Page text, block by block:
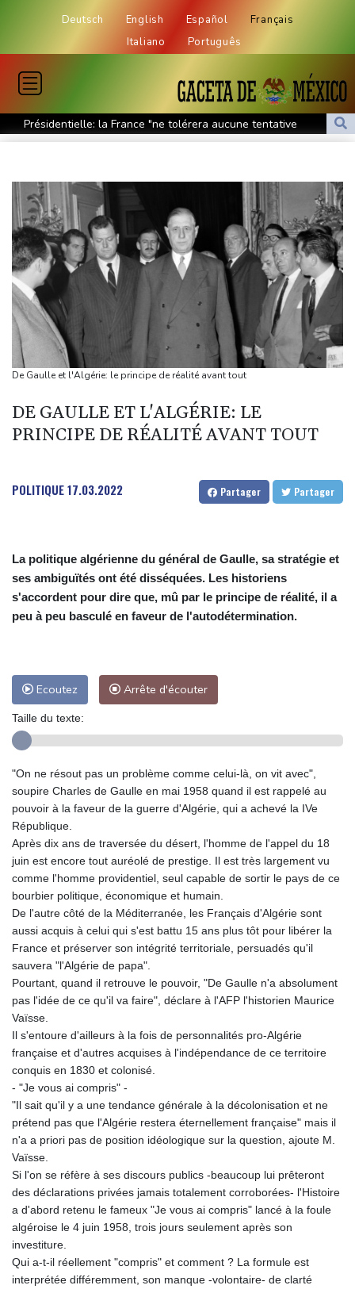
Deutsch English Español
Français
Italiano
Português
Présidentielle: la France "ne tolérera aucune tentative
d'ingérence étrangère", prévient le chef de la diplomatie
La Bourse de Paris toujours en hausse au-dessus des 8.700
points
Hantavirus: isolement à domicile recommandé pour les contacts
proches du touriste franco-argentin
Les Bourses européennes en hausse dans l'attente de l'emploi
américain
Au Royaume-Uni, la sécheresse des terres agricoles menace la
sécurité alimentaire
Thaïlande: un adolescent tue ses grands-parents puis six
Grand âge : l'hôpital contraint de se réinventer face au défi du
vieillissement
WTA 1000 de Toronto: Sabalenka, Pegula et Swiatek en
contrôle vers les 8es de finale
De Gaulle et l'Algérie: le principe de réalité avant tout
DE GAULLE ET L'ALGÉRIE: LE
PRINCIPE DE RÉALITÉ AVANT TOUT
POLITIQUE17.03.2022 Partager Partager
La politique algérienne du général de Gaulle, sa stratégie et
ses ambiguïtés ont été disséquées. Les historiens
s'accordent pour dire que, mû par le principe de réalité, il a
peu à peu basculé en faveur de l'autodétermination.
Ecoutez Arrête d'écouter
Taille du texte:
"On ne résout pas un problème comme celui-là, on vit avec",
soupire Charles de Gaulle en mai 1958 quand il est rappelé au
pouvoir à la faveur de la guerre d'Algérie, qui a achevé la IVe
République.
Après dix ans de traversée du désert, l'homme de l'appel du 18
juin est encore tout auréolé de prestige. Il est très largement vu
comme l'homme providentiel, seul capable de sortir le pays de ce
bourbier politique, économique et humain.
De l'autre côté de la Méditerranée, les Français d'Algérie sont
aussi acquis à celui qui s'est battu 15 ans plus tôt pour libérer la
France et préserver son intégrité territoriale, persuadés qu'il
sauvera "l'Algérie de papa".
Pourtant, quand il retrouve le pouvoir, "De Gaulle n'a absolument
pas l'idée de ce qu'il va faire", déclare à l'AFP l'historien Maurice
Vaïsse.
Il s'entoure d'ailleurs à la fois de personnalités pro-Algérie
française et d'autres acquises à l'indépendance de ce territoire
conquis en 1830 et colonisé.
- "Je vous ai compris" -
"Il sait qu'il y a une tendance générale à la décolonisation et ne
prétend pas que l'Algérie restera éternellement française" mais il
n'a a priori pas de position idéologique sur la question, ajoute M.
Vaïsse.
Si l'on se réfère à ses discours publics -beaucoup lui prêteront
des déclarations privées jamais totalement corroborées- l'Histoire
a d'abord retenu le fameux "Je vous ai compris" lancé à la foule
algéroise le 4 juin 1958, trois jours seulement après son
investiture.
Qui a-t-il réellement "compris" et comment ? La formule est
interprétée différemment, son manque -volontaire- de clarté